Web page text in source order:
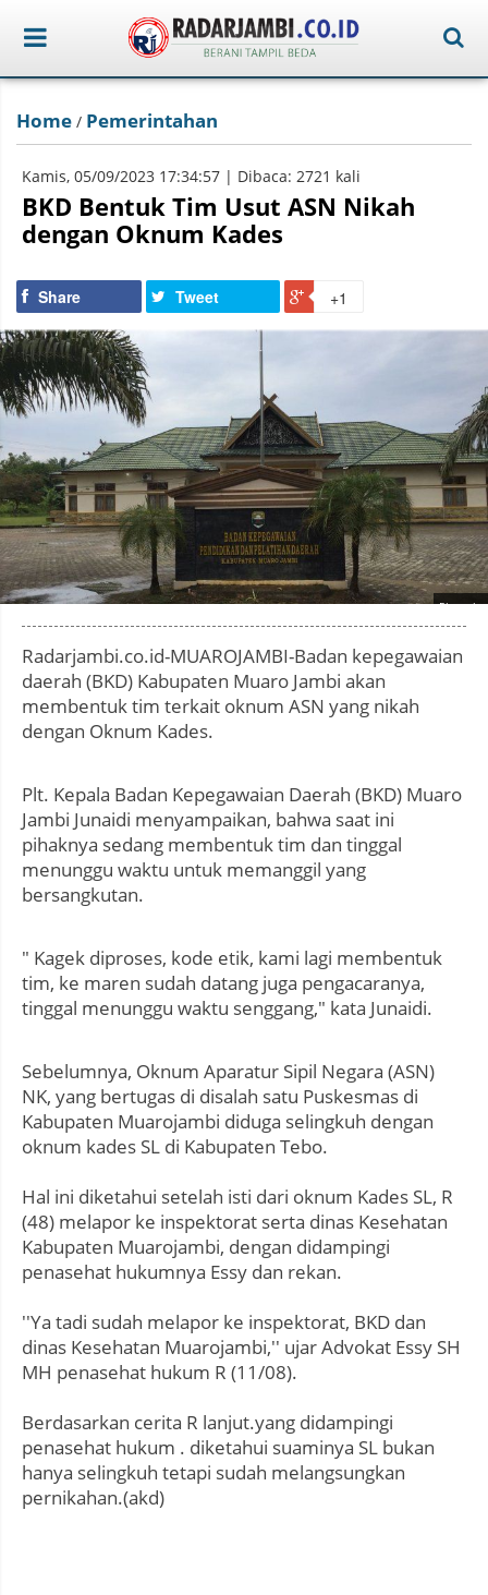
Home / Pemerintahan
Kamis, 05/09/2023 17:34:57 | Dibaca: 2721 kali
BKD Bentuk Tim Usut ASN Nikah
dengan Oknum Kades
Share Tweet +1
Photo by
Radarjambi.co.id-MUAROJAMBI-Badan kepegawaian
daerah (BKD) Kabupaten Muaro Jambi akan
membentuk tim terkait oknum ASN yang nikah
dengan Oknum Kades.
Plt. Kepala Badan Kepegawaian Daerah (BKD) Muaro
Jambi Junaidi menyampaikan, bahwa saat ini
pihaknya sedang membentuk tim dan tinggal
menunggu waktu untuk memanggil yang
bersangkutan.
" Kagek diproses, kode etik, kami lagi membentuk
tim, ke maren sudah datang juga pengacaranya,
tinggal menunggu waktu senggang," kata Junaidi.
Sebelumnya, Oknum Aparatur Sipil Negara (ASN)
NK, yang bertugas di disalah satu Puskesmas di
Kabupaten Muarojambi diduga selingkuh dengan
oknum kades SL di Kabupaten Tebo.
Hal ini diketahui setelah isti dari oknum Kades SL, R
(48) melapor ke inspektorat serta dinas Kesehatan
Kabupaten Muarojambi, dengan didampingi
penasehat hukumnya Essy dan rekan.
''Ya tadi sudah melapor ke inspektorat, BKD dan
dinas Kesehatan Muarojambi,'' ujar Advokat Essy SH
MH penasehat hukum R (11/08).
Berdasarkan cerita R lanjut.yang didampingi
penasehat hukum . diketahui suaminya SL bukan
hanya selingkuh tetapi sudah melangsungkan
pernikahan.(akd)